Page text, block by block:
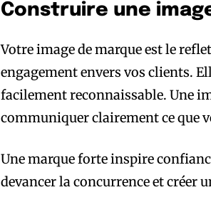
Construire une
Votre image de marque est le
engagement envers vos clients.
facilement reconnaissable. Une
communiquer clairement ce que
Une marque forte inspire
devancer la concurrence et créer